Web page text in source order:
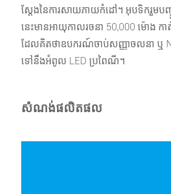
ស្តែងនៃការសាយភាយកំដៅ។ អុបទិករួមបញ្
នេះមានអាយុកាលរចនា 50,000 ម៉ោង ក
ដែលគិតថាឧបករណ៍ចាប់សញ្ញាចលនា ឬ
ទៅនឹងអំពូល LED ប្រពៃណី។
សំណង់ផលិតផល